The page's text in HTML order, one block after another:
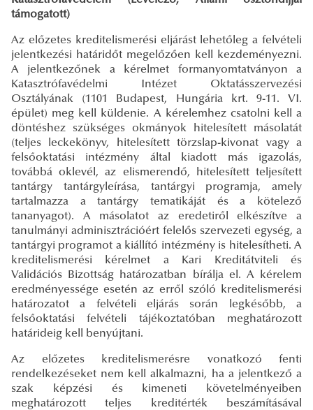
támogatott)
Az előzetes kreditelismerési eljárást lehetőleg a felvételi
jelentkezési határidőt megelőzően kell kezdeményezni.
A jelentkezőnek a kérelmet formanyomtatványon a
Katasztrófavédelmi Intézet Oktatásszervezési
Osztályának (1101 Budapest, Hungária krt. 9-11. VI.
épület) meg kell küldenie. A kérelemhez csatolni kell a
döntéshez szükséges okmányok hitelesített másolatát
(teljes leckekönyv, hitelesített törzslap-kivonat vagy a
felsőoktatási intézmény által kiadott más igazolás,
továbbá oklevél, az elismerendő, hitelesített teljesített
tantárgy tantárgyleírása, tantárgyi programja, amely
tartalmazza a tantárgy tematikáját és a kötelező
tananyagot). A másolatot az eredetiről elkészítve a
tanulmányi adminisztrációért felelős szervezeti egység, a
tantárgyi programot a kiállító intézmény is hitelesítheti. A
kreditelismerési kérelmet a Kari Kreditátviteli és
Validációs Bizottság határozatban bírálja el. A kérelem
eredményessége esetén az erről szóló kreditelismerési
határozatot a felvételi eljárás során legkésőbb, a
felsőoktatási felvételi tájékoztatóban meghatározott
határideig kell benyújtani.
Az előzetes kreditelismerésre vonatkozó fenti
rendelkezéseket nem kell alkalmazni, ha a jelentkező a
szak képzési és kimeneti követelményeiben
meghatározott teljes kreditérték beszámításával